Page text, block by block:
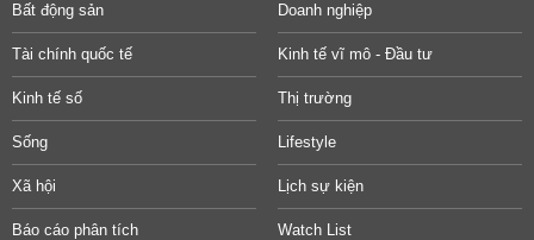
Bất động sản Doanh nghiệp
Tài chính quốc tế Kinh tế vĩ mô - Đầu tư
Kinh tế số Thị trường
Sống Lifestyle
Xã hội Lịch sự kiện
Báo cáo phân tích Watch List